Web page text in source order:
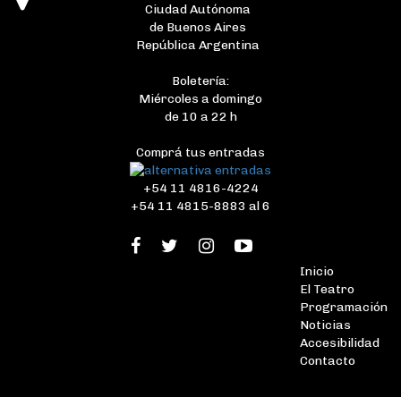
Ciudad Autónoma
de Buenos Aires
República Argentina
Boletería:
Miércoles a domingo
de 10 a 22 h
Comprá tus entradas
+54 11 4816-4224
+54 11 4815-8883 al 6
Inicio
El Teatro
Programación
Noticias
Accesibilidad
Contacto